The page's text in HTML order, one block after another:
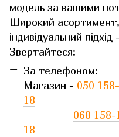
модель за вашими
Широкий асортимент,
індивідуальний
Звертайтеся:
За телефоном:
Магазин - 050
18
068 158-
18